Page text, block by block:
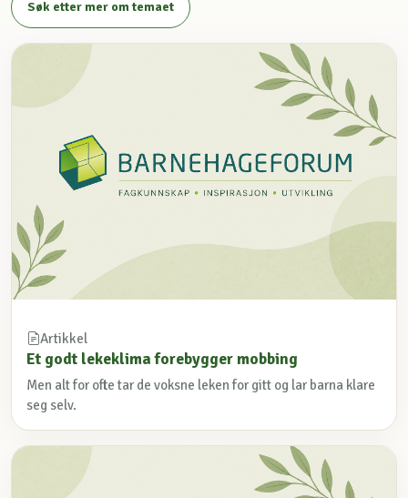
Søk etter mer om temaet
Artikkel
Et godt lekeklima forebygger mobbing
Men alt for ofte tar de voksne leken for gitt og lar barna klare
seg selv.